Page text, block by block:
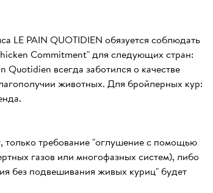
LE PAIN QUOTIDIEN обязуется соблюдать
Commitment" для следующих стран:
всегда заботился о качестве
животных. Для бройлерных кур:
требование "оглушение с помощью
газов или многофазных систем), либо
без подвешивания живых куриц" будет